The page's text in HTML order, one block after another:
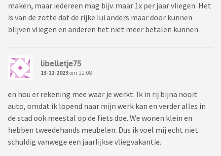
maken, maar iedereen mag bijv. maar 1x per jaar vliegen. Het
is van de zotte dat de rijke lui anders maar door kunnen
blijven vliegen en anderen het niet meer betalen kunnen.
libelletje75
13-12-2023 om 11:08
en hou er rekening mee waar je werkt. Ik in rij bijna nooit
auto, omdat ik lopend naar mijn werk kan en verder alles in
de stad ook meestal op de fiets doe. We wonen klein en
hebben tweedehands meubelen. Dus ik voel mij echt niet
schuldig vanwege een jaarlijkse vliegvakantie.